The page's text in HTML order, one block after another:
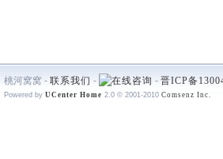
桃河窝窝 - 联系我们 - - 晋ICP备
Powered by UCenter Home 2.0 © 2001-2010 Comsenz Inc.